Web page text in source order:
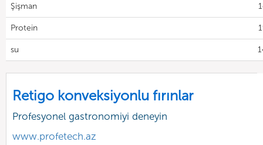
Şişman
Protein
su
Retigo konveksiyonlu fırınlar
Profesyonel gastronomiyi deneyin
www.profetech.az